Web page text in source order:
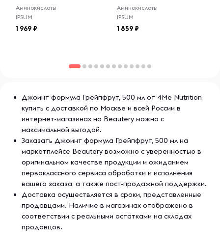
предлагающий высококачественные витамины и
биодобавки для поддержания общего здоровья и
благополучия. 4Me Nutrition использует только
волос и ногтей. Ассортимент продукции включает в себя
людей, заботящихся о своем здоровье.
Аминокислоты
IPSUM
1 969
Аминокислоты
IPSUM
1 859
Джоинт формула Грейпфрут, 500 мл от 4Me Nutrition
купить с доставкой по Москве и всей России в
интернет-магазинах на Beautery можно с
максимальной выгодой.
Заказать Джоинт формула Грейпфрут, 500 мл на
маркетплейсе Beautery возможно с уверенностью в
оригинальном качестве продукции и ожиданием
первоклассного сервиса обработки и исполнения
вашего заказа, а также пост-продажной поддержки.
Доставка осуществляется в сроки, представленные
продавцами. Наличие в магазинах отображено в
соответствии с реальными остатками на складах
продавцов.